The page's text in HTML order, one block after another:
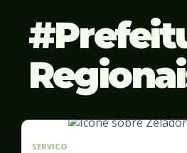
SERVICO